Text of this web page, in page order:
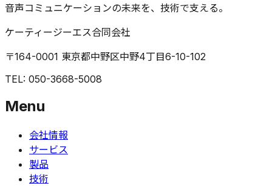
音声コミュニケーションの未来を、技術で支える。
ケーティージーエス合同会社
〒164-0001 東京都中野区中野4丁目6-10-102
TEL: 050-3668-5008
Menu
会社情報
サービス
製品
技術